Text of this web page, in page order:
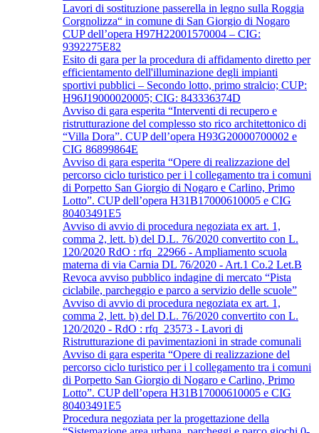
Lavori di sostituzione passerella in legno sulla Roggia
Corgnolizza“ in comune di San Giorgio di Nogaro
CUP dell’opera H97H22001570004 – CIG:
9392275E82
Esito di gara per la procedura di affidamento diretto per
efficientamento dell'illuminazione degli impianti
sportivi pubblici – Secondo lotto, primo stralcio; CUP:
H96J19000020005; CIG: 843336374D
Avviso di gara esperita “Interventi di recupero e
ristrutturazione del complesso sto rico architettonico di
“Villa Dora”. CUP dell’opera H93G20000700002 e
CIG 86899864E
Avviso di gara esperita “Opere di realizzazione del
percorso ciclo turistico per i l collegamento tra i comuni
di Porpetto San Giorgio di Nogaro e Carlino, Primo
Lotto”. CUP dell’opera H31B17000610005 e CIG
80403491E5
Avviso di avvio di procedura negoziata ex art. 1,
comma 2, lett. b) del D.L. 76/2020 convertito con L.
120/2020 RdO : rfq_22966 - Ampliamento scuola
materna di via Carnia DL 76/2020 - Art.1 Co.2 Let.B
Revoca avviso pubblico indagine di mercato “Pista
ciclabile, parcheggio e parco a servizio delle scuole”
Avviso di avvio di procedura negoziata ex art. 1,
comma 2, lett. b) del D.L. 76/2020 convertito con L.
120/2020 - RdO : rfq_23573 - Lavori di
Ristrutturazione di pavimentazioni in strade comunali
Avviso di gara esperita “Opere di realizzazione del
percorso ciclo turistico per i l collegamento tra i comuni
di Porpetto San Giorgio di Nogaro e Carlino, Primo
Lotto”. CUP dell’opera H31B17000610005 e CIG
80403491E5
Procedura negoziata per la progettazione della